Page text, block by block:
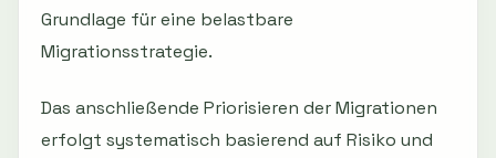
Grundlage für eine belastbare
Migrationsstrategie.
Das anschließende Priorisieren der Migrationen
erfolgt systematisch basierend auf Risiko und